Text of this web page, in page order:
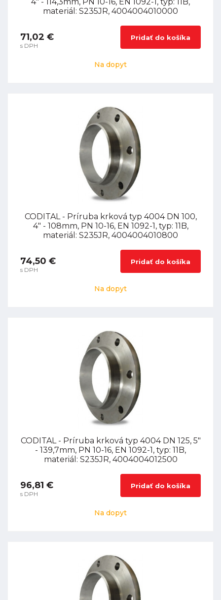
materiál: S235JR, 4004004010000
71,02 €
s DPH
Pridať do košíka
Na dopyt
CODITAL - Príruba krková typ 4004 DN 100,
4" - 108mm, PN 10-16, EN 1092-1, typ: 11B,
materiál: S235JR, 4004004010800
74,50 €
s DPH
Pridať do košíka
Na dopyt
CODITAL - Príruba krková typ 4004 DN 125, 5"
- 139,7mm, PN 10-16, EN 1092-1, typ: 11B,
materiál: S235JR, 4004004012500
96,81 €
s DPH
Pridať do košíka
Na dopyt